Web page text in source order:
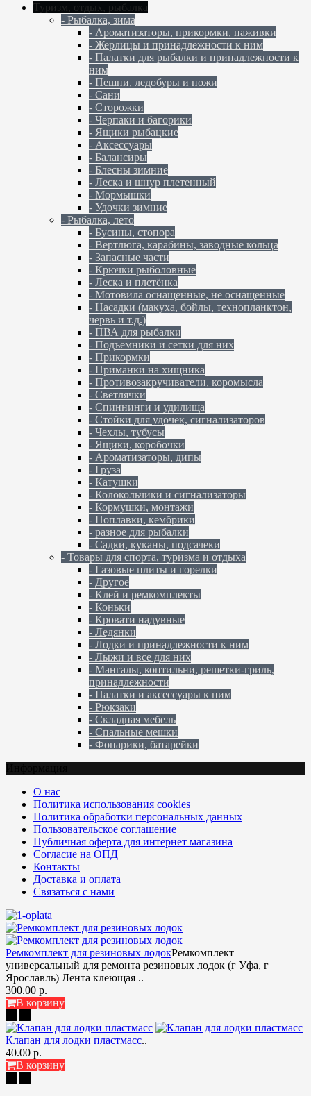
Туризм, отдых, рыбалка
- Рыбалка, зима
- Ароматизаторы, прикормки, наживки
- Жерлицы и принадлежности к ним
- Палатки для рыбалки и принадлежности к
ним
- Пешни, ледобуры и ножи
- Сани
- Сторожки
- Черпаки и багорики
- Ящики рыбацкие
- Аксессуары
- Балансиры
- Блесны зимние
- Леска и шнур плетенный
- Мормышки
- Удочки зимние
- Рыбалка, лето
- Бусины, стопора
- Вертлюга, карабины, заводные кольца
- Запасные части
- Крючки рыболовные
- Леска и плетёнка
- Мотовила оснащенные, не оснащенные
- Насадки (макуха, бойлы, технопланктон,
червь и т.д.)
- ПВА для рыбалки
- Подъемники и сетки для них
- Прикормки
- Приманки на хищника
- Противозакручиватели, коромысла
- Светлячки
- Спиннинги и удилища
- Стойки для удочек, сигнализаторов
- Чехлы, тубусы
- Ящики, коробочки
- Ароматизаторы, дипы
- Груза
- Катушки
- Колокольчики и сигнализаторы
- Кормушки, монтажи
- Поплавки, кембрики
- разное для рыбалки
- Садки, куканы, подсачеки
- Товары для спорта, туризма и отдыха
- Газовые плиты и горелки
- Другое
- Клей и ремкомплекты
- Коньки
- Кровати надувные
- Ледянки
- Лодки и принадлежности к ним
- Лыжи и все для них
- Мангалы, коптильни, решетки-гриль,
принадлежности
- Палатки и аксессуары к ним
- Рюкзаки
- Складная мебель
- Спальные мешки
- Фонарики, батарейки
О нас
Политика использования cookies
Политика обработки персональных данных
Пользовательское соглашение
Публичная оферта для интернет магазина
Согласие на ОПД
Контакты
Доставка и оплата
Связаться с нами
Ремкомплект для резиновых лодокРемкомплект
универсальный для ремонта резиновых лодок (г Уфа, г
Ярославль) Лента клеющая ..
300.00 р.
В корзину
Клапан для лодки пластмасс..
40.00 р.
В корзину